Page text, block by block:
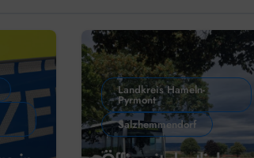
Landkreis Hameln-
Pyrmont
Salzhemmendorf